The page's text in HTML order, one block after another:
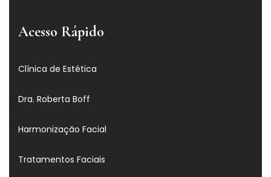
Acesso Rápido
Clínica de Estética
Dra. Roberta Boff
Harmonização Facial
Tratamentos Faciais